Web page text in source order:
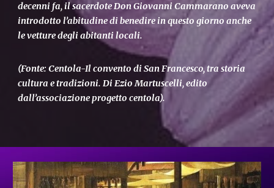
decenni fa, il sacerdote Don Giovanni Cammarano aveva
introdotto l’abitudine di benedire in questo giorno anche
le vetture degli abitanti locali.
(Fonte: Centola-Il convento di San Francesco, tra storia
cultura e tradizioni. Di Ezio Martuscelli, edito
dall’associazione progetto centola).